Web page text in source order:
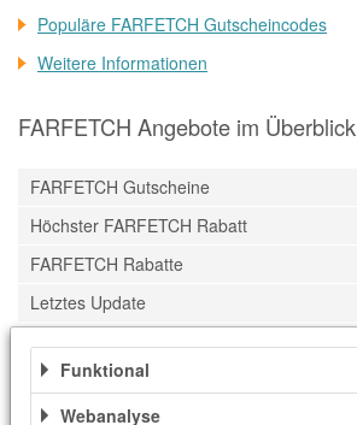
Populäre FARFETCH Gutscheincodes
Weitere Informationen
FARFETCH Angebote im Überblick
FARFETCH Gutscheine
Höchster FARFETCH Rabatt
FARFETCH Rabatte
Letztes Update
Kategorien
Funktional
Webanalyse